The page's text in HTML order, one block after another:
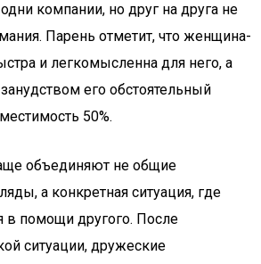
компании, но друг на друга не
Парень отметит, что женщина-
и легкомысленна для него, а
его обстоятельный
50%.
объединяют не общие
а конкретная ситуация, где
в помощи другого. После
ситуации, дружеские